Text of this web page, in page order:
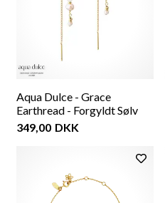
Aqua Dulce - Grace
Earthread - Forgyldt Sølv
349,00 DKK